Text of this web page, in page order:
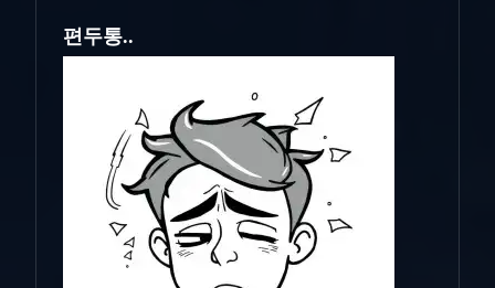
편두통..